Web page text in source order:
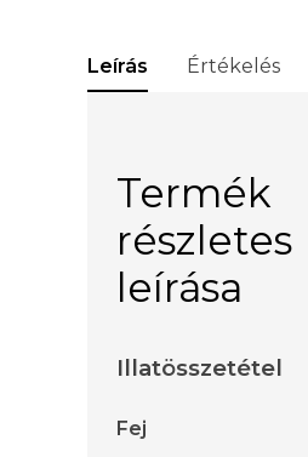
Leírás Értékelés
Termék
részletes
leírása
Illatösszetétel
Fej